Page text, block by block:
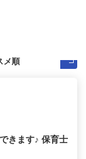
きます♪ 保育士